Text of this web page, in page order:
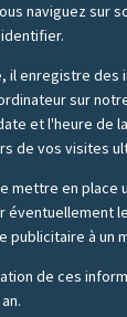
naviguez sur
il enregistre des
sur
et l'heure de
de vos visites
mettre en place
éventuellement
publicitaire à un
de ces